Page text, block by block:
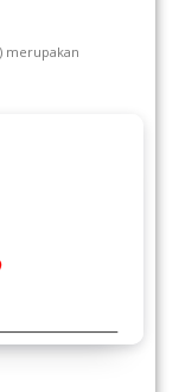
merupakan